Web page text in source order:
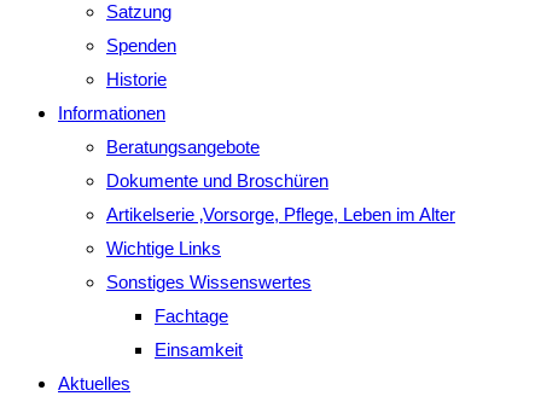
Satzung
Spenden
Historie
Informationen
Beratungsangebote
Dokumente und Broschüren
Artikelserie ‚Vorsorge, Pflege, Leben im Alter
Wichtige Links
Sonstiges Wissenswertes
Fachtage
Einsamkeit
Aktuelles